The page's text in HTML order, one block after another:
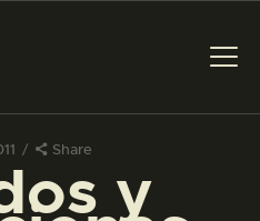
Share
y
VISITA